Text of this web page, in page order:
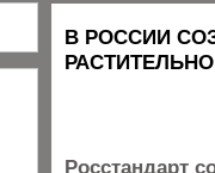
В РОССИИ
Росстандарт